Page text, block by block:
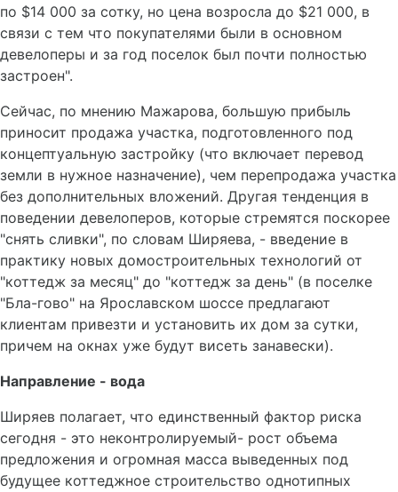
по $14 000 за сотку, но цена возросла до $21 000, в
связи с тем что покупателями были в основном
девелоперы и за год поселок был почти полностью
застроен".
Сейчас, по мнению Мажарова, большую прибыль
приносит продажа участка, подготовленного под
концептуальную застройку (что включает перевод
земли в нужное назначение), чем перепродажа участка
без дополнительных вложений. Другая тенденция в
поведении девелоперов, которые стремятся поскорее
"снять сливки", по словам Ширяева, - введение в
практику новых домостроительных технологий от
"коттедж за месяц" до "коттедж за день" (в поселке
"Бла-гово" на Ярославском шоссе предлагают
клиентам привезти и установить их дом за сутки,
причем на окнах уже будут висеть занавески).
Направление - вода
Ширяев полагает, что единственный фактор риска
сегодня - это неконтролируемый- рост объема
предложения и огромная масса выведенных под
будущее коттеджное строительство однотипных